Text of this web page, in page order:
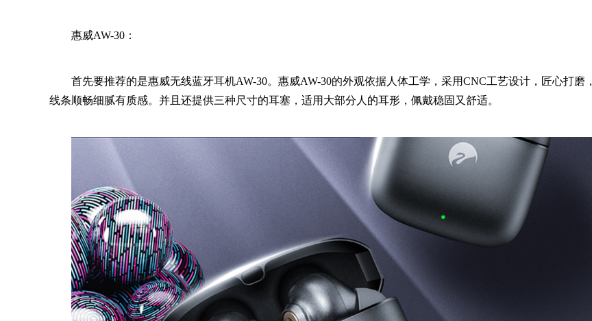
惠威AW-30：
首先要推荐的是惠威无线蓝牙耳机AW-30。惠威AW-30的外观依据人体工学，采用CNC工艺设计，匠心打磨，
线条顺畅细腻有质感。并且还提供三种尺寸的耳塞，适用大部分人的耳形，佩戴稳固又舒适。